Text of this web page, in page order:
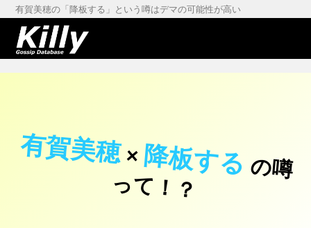
有賀美穂の「降板する」という噂はデマの可能性が高い
有賀美穂×降板する の
噂
っ
て
！
？